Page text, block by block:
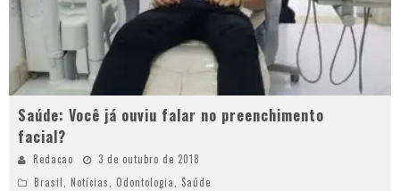
Saúde: Você já ouviu falar no preenchimento
facial?
Redacao
3 de outubro de 2018
Brasil, Notícias, Odontologia, Saúde